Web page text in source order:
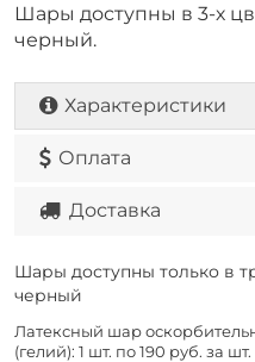
Шары доступны в 3-х
черный.
Характеристики
Оплата
Доставка
Шары доступны только в
черный
Латексный шар
(гелий): 1 шт. по 190 руб. за шт.